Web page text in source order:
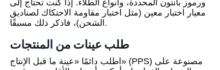
ورموز بانتون المحددة، وأنواع الطلاء. إذا كنت تحتاج إلى
معيار اختبار معين (مثل اختبار مقاومة الاحتكاك لصناديق
الشحن)، فاذكر ذلك مسبقًا.
طلب عينات من المنتجات
اطلب دائمًا «عينة ما قبل الإنتاج» (PPS) مصنوعة على